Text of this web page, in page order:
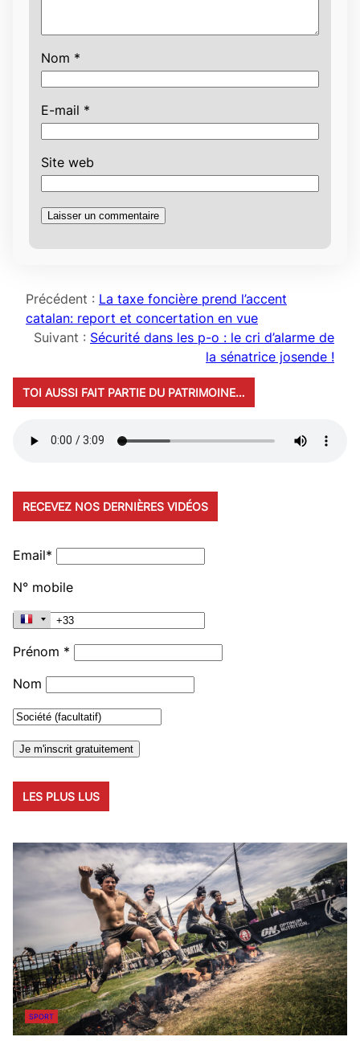
Nom *
E-mail *
Site web
Précédent : La taxe foncière prend l’accent
catalan: report et concertation en vue
Suivant : Sécurité dans les p-o : le cri d’alarme de
la sénatrice josende !
TOI AUSSI FAIT PARTIE DU PATRIMOINE…
RECEVEZ NOS DERNIÈRES VIDÉOS
Email*
N° mobile
Prénom *
Nom
LES PLUS LUS
SPORT